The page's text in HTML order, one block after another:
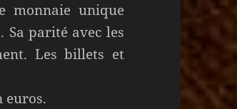
monnaie unique
Sa parité avec les
Les billets et
euros.